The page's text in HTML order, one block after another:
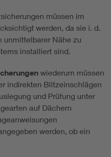
müssen im
werden, da sie i. d.
unmittelbarer Nähe zu
installiert sind.
wiederum müssen
indirekten Blitzeinschlägen
und Prüfung unter
auf Dächern
werden, ob ein